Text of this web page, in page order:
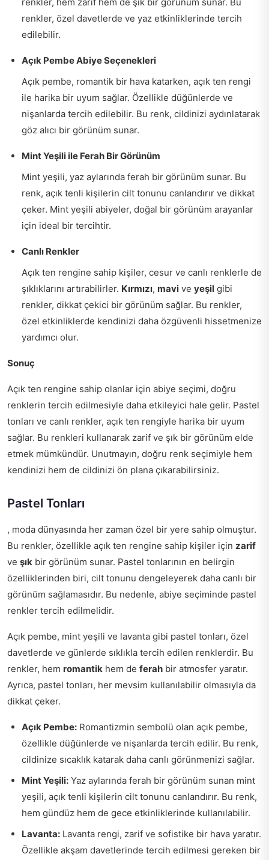
renkler, özel davetlerde ve yaz etkinliklerinde tercih
edilebilir.
Açık Pembe Abiye Seçenekleri
Açık pembe, romantik bir hava katarken, açık ten rengi
ile harika bir uyum sağlar. Özellikle düğünlerde ve
nişanlarda tercih edilebilir. Bu renk, cildinizi aydınlatarak
göz alıcı bir görünüm sunar.
Mint Yeşili ile Ferah Bir Görünüm
Mint yeşili, yaz aylarında ferah bir görünüm sunar. Bu
renk, açık tenli kişilerin cilt tonunu canlandırır ve dikkat
çeker. Mint yeşili abiyeler, doğal bir görünüm arayanlar
için ideal bir tercihtir.
Canlı Renkler
Açık ten rengine sahip kişiler, cesur ve canlı renklerle de
şıklıklarını artırabilirler. Kırmızı, mavi ve yeşil gibi
renkler, dikkat çekici bir görünüm sağlar. Bu renkler,
özel etkinliklerde kendinizi daha özgüvenli hissetmenize
yardımcı olur.
Sonuç
Açık ten rengine sahip olanlar için abiye seçimi, doğru
renklerin tercih edilmesiyle daha etkileyici hale gelir. Pastel
tonları ve canlı renkler, açık ten rengiyle harika bir uyum
sağlar. Bu renkleri kullanarak zarif ve şık bir görünüm elde
etmek mümkündür. Unutmayın, doğru renk seçimiyle hem
kendinizi hem de cildinizi ön plana çıkarabilirsiniz.
Pastel Tonları
, moda dünyasında her zaman özel bir yere sahip olmuştur.
Bu renkler, özellikle açık ten rengine sahip kişiler için zarif
ve şık bir görünüm sunar. Pastel tonlarının en belirgin
özelliklerinden biri, cilt tonunu dengeleyerek daha canlı bir
görünüm sağlamasıdır. Bu nedenle, abiye seçiminde pastel
renkler tercih edilmelidir.
Açık pembe, mint yeşili ve lavanta gibi pastel tonları, özel
davetlerde ve günlerde sıklıkla tercih edilen renklerdir. Bu
renkler, hem romantik hem de ferah bir atmosfer yaratır.
Ayrıca, pastel tonları, her mevsim kullanılabilir olmasıyla da
dikkat çeker.
Açık Pembe: Romantizmin sembolü olan açık pembe,
özellikle düğünlerde ve nişanlarda tercih edilir. Bu renk,
cildinize sıcaklık katarak daha canlı görünmenizi sağlar.
Mint Yeşili: Yaz aylarında ferah bir görünüm sunan mint
yeşili, açık tenli kişilerin cilt tonunu canlandırır. Bu renk,
hem gündüz hem de gece etkinliklerinde kullanılabilir.
Lavanta: Lavanta rengi, zarif ve sofistike bir hava yaratır.
Özellikle akşam davetlerinde tercih edilmesi gereken bir